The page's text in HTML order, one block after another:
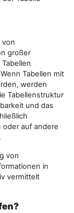
von
großer
Tabellen mit
werden
Tabellenstruktur
und das
oder auf andere
von
in
vermittelt